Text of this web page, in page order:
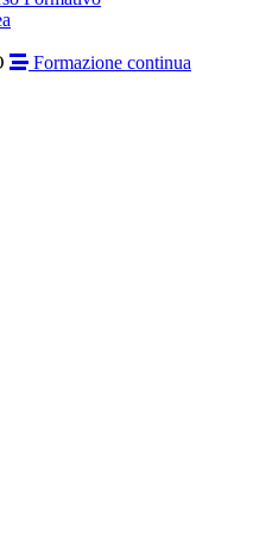
Formazione continua